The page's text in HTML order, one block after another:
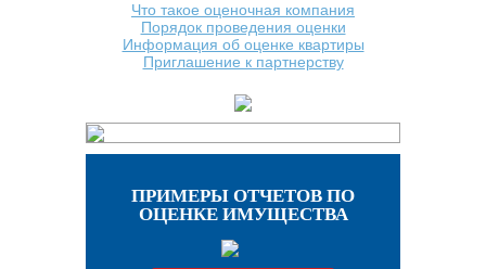
Что такое оценочная компания
Порядок проведения оценки
Информация об оценке квартиры
Приглашение к партнерству
ПРИМЕРЫ ОТЧЕТОВ ПО
ОЦЕНКЕ ИМУЩЕСТВА